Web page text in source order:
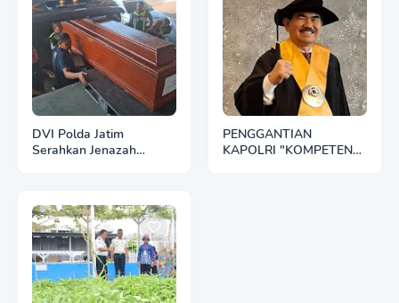
DVI Polda Jatim
Serahkan Jenazah
PENGGANTIAN
KAPOLRI "KOMPETENSI